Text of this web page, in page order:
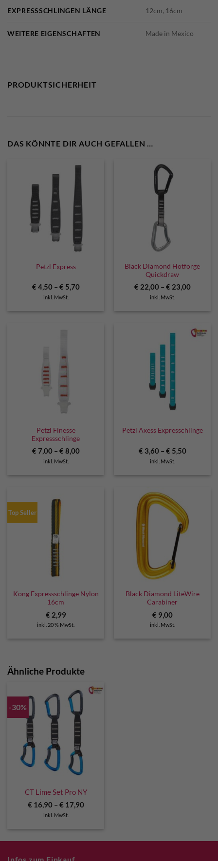
EXPRESSSCHLINGEN LÄNGE 12cm, 16cm
WEITERE EIGENSCHAFTEN Made in Mexico
PRODUKTSICHERHEIT
DAS KÖNNTE DIR AUCH GEFALLEN …
Petzl Express
€4,50– €5,70
inkl. MwSt.
Black Diamond Hotforge
Quickdraw
€22,00– €23,00
inkl. MwSt.
Petzl Finesse
Expressschlinge
€7,00– €8,00
inkl. MwSt.
Petzl Axess Expresschlinge
€3,60– €5,50
inkl. MwSt.
Top Seller
Kong Expressschlinge Nylon
16cm
€2,99
inkl. 20 % MwSt.
Black Diamond LiteWire
Carabiner
€9,00
inkl. MwSt.
Ähnliche Produkte
-30%
CT Lime Set Pro NY
€16,90– €17,90
inkl. MwSt.
Infos zum Einkauf